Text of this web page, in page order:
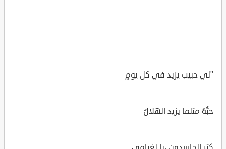
"لي حبيب يزيد في كل يومٍ
حبُّهُ مثلما يزيد الهلالُ